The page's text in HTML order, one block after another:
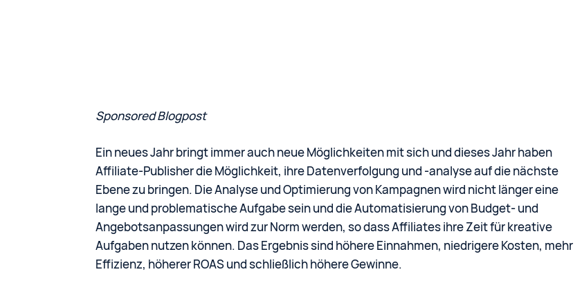
Sponsored Blogpost
Ein neues Jahr bringt immer auch neue Möglichkeiten mit sich und dieses Jahr haben
Affiliate-Publisher die Möglichkeit, ihre Datenverfolgung und -analyse auf die nächste
Ebene zu bringen. Die Analyse und Optimierung von Kampagnen wird nicht länger eine
lange und problematische Aufgabe sein und die Automatisierung von Budget- und
Angebotsanpassungen wird zur Norm werden, so dass Affiliates ihre Zeit für kreative
Aufgaben nutzen können. Das Ergebnis sind höhere Einnahmen, niedrigere Kosten, mehr
Effizienz, höherer ROAS und schließlich höhere Gewinne.